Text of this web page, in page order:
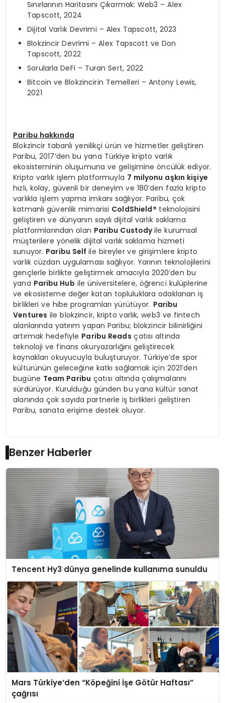
Sınırlarının Haritasını Çıkarmak: Web3 – Alex
Tapscott, 2024
Dijital Varlık Devrimi – Alex Tapscott, 2023
Blokzincir Devrimi – Alex Tapscott ve Don
Tapscott, 2022
Sorularla DeFi – Turan Sert, 2022
Bitcoin ve Blokzincirin Temelleri – Antony Lewis,
2021
Paribu hakkında
Blokzincir tabanlı yenilikçi ürün ve hizmetler geliştiren
Paribu, 2017’den bu yana Türkiye kripto varlık
ekosisteminin oluşumuna ve gelişimine öncülük ediyor.
Kripto varlık işlem platformuyla 7 milyonu aşkın kişiye
hızlı, kolay, güvenli bir deneyim ve 180’den fazla kripto
varlıkla işlem yapma imkanı sağlıyor. Paribu, çok
katmanlı güvenlik mimarisi ColdShield® teknolojisini
geliştiren ve dünyanın sayılı dijital varlık saklama
platformlarından olan Paribu Custodyile kurumsal
müşterilere yönelik dijital varlık saklama hizmeti
sunuyor. Paribu Selfile bireyler ve girişimlere kripto
varlık cüzdan uygulaması sağlıyor. Yarının teknolojilerini
gençlerle birlikte geliştirmek amacıyla 2020’den bu
yana Paribu Hub ile üniversitelere, öğrenci kulüplerine
ve ekosisteme değer katan topluluklara odaklanan iş
birlikleri ve hibe programları yürütüyor. Paribu
Ventures ile blokzincir, kripto varlık, web3 ve fintech
alanlarında yatırım yapan Paribu; blokzincir bilinirliğini
artırmak hedefiyle Paribu Reads çatısı altında
teknoloji ve finans okuryazarlığını geliştirecek
kaynakları okuyucuyla buluşturuyor. Türkiye’de spor
kültürünün geleceğine katkı sağlamak için 2021’den
bugüne Team Paribu çatısı altında çalışmalarını
sürdürüyor. Kurulduğu günden bu yana kültür sanat
alanında çok sayıda partnerle iş birlikleri geliştiren
Paribu, sanata erişime destek oluyor.
Benzer Haberler
Tencent Hy3 dünya genelinde kullanıma sunuldu
Mars Türkiye’den “Köpeğini İşe Götür Haftası”
çağrısı